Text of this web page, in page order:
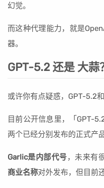
幻觉。
而这种代理能力，就是
器。
GPT-5.2 还是 大蒜
或许你有点疑惑，GPT-5.2
目前公开信息里，「GPT-
两个已经分别发布的正式产
Garlic是内部代号，未来有
商业名称对外发布，但目前